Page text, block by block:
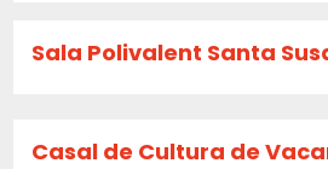
Sala Polivalent Santa
Casal de Cultura de